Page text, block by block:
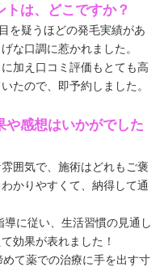
は、どこですか？
を疑うほどの発毛実績があ
な口調に惹かれました。
加え口コミ評価もとても高
たので、即予約しました。
や感想はいかがでした
囲気で、施術はどれもご褒
かりやすくて、納得して通
に従い、生活習慣の見通し
効果が表れました！
て薬での治療に手を出す寸